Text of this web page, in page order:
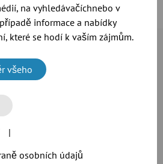
na vyhledávačíchnebo v
informace a nabídky
které se hodí k vaším zájmům.
všeho
|
osobních údajů
KG ve Schweinfurtu investovala do
Pro přepravu obilí a mouky i
spolehlivý modulární